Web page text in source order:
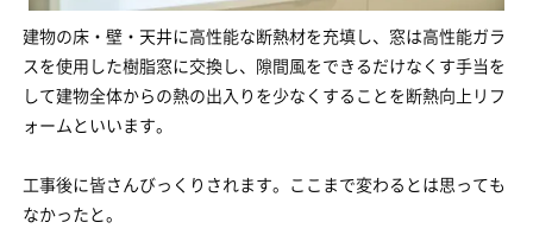
建物の床・壁・天井に高性能な断熱材を充填し、窓は高性能ガラ
スを使用した樹脂窓に交換し、隙間風をできるだけなくす手当を
して建物全体からの熱の出入りを少なくすることを断熱向上リフ
ォームといいます。
工事後に皆さんびっくりされます。ここまで変わるとは思っても
なかったと。